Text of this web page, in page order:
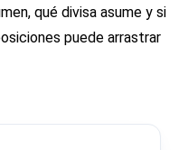
qué divisa asume y si
puede arrastrar